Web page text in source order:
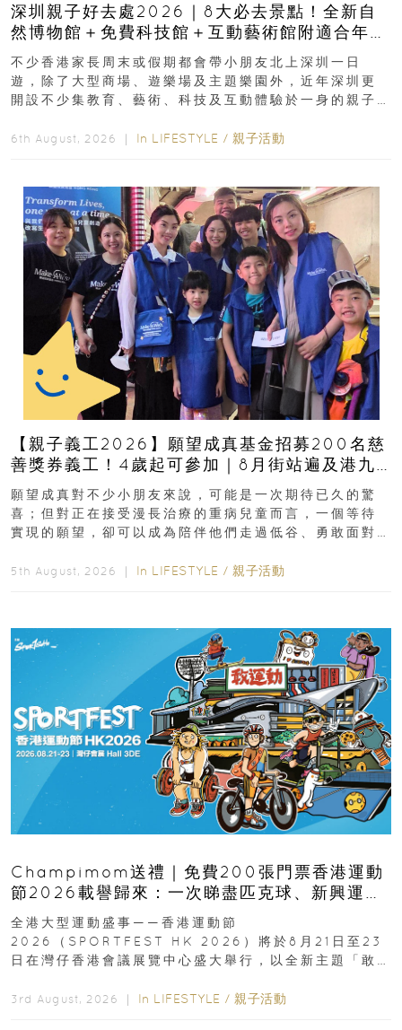
深圳親子好去處2026｜8大必去景點！全新自
然博物館＋免費科技館＋互動藝術館附適合年
齡、交通、門票、開放時間
不少香港家長周末或假期都會帶小朋友北上深圳一日
遊，除了大型商場、遊樂場及主題樂園外，近年深圳更
開設不少集教育、藝術、科技及互動體驗於一身的親子
6th August, 2026 ｜ In LIFESTYLE / 親子活動
【親子義工2026】願望成真基金招募200名慈
善獎券義工！4歲起可參加｜8月街站遍及港九
新界
願望成真對不少小朋友來說，可能是一次期待已久的驚
喜；但對正在接受漫長治療的重病兒童而言，一個等待
實現的願望，卻可以成為陪伴他們走過低谷、勇敢面對
5th August, 2026 ｜ In LIFESTYLE / 親子活動
Champimom送禮｜免費200張門票香港運動
節2026載譽歸來：一次睇盡匹克球、新興運
動、街舞比賽＋逾百運動品牌展覽
全港大型運動盛事——香港運動節
2026（SPORTFEST HK 2026）將於8月21日至23
日在灣仔香港會議展覽中心盛大舉行，以全新主題「敢
3rd August, 2026 ｜ In LIFESTYLE / 親子活動